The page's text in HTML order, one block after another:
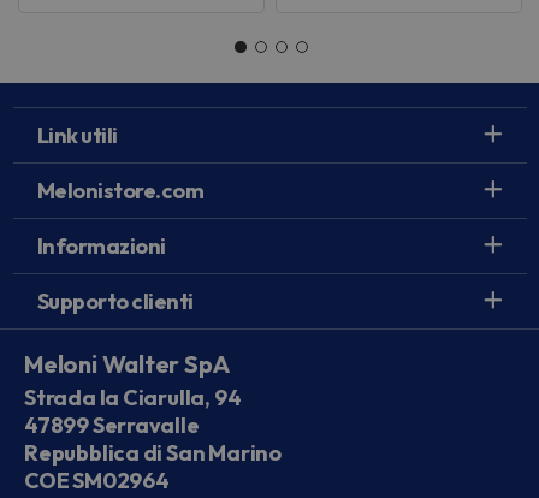
Link utili
Melonistore.com
Informazioni
Supporto clienti
Meloni Walter SpA
Strada la Ciarulla, 94
47899 Serravalle
Repubblica di San Marino
COE SM02964